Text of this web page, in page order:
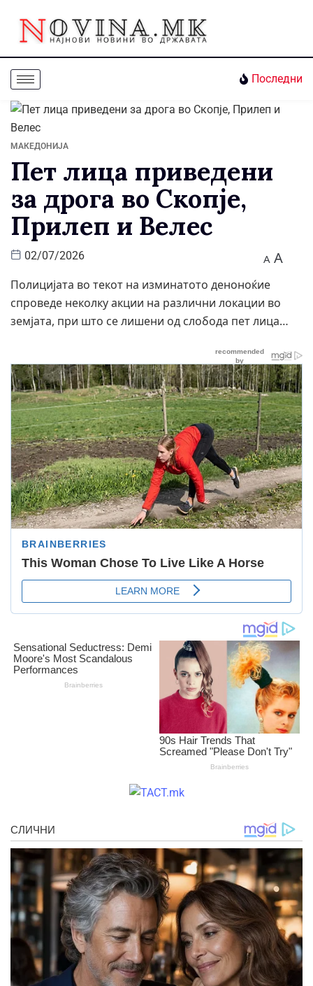
Последни
МАКЕДОНИЈА
Пет лица приведени
за дрога во Скопје,
Прилеп и Велес
02/07/2026 A A
Полицијата во текот на изминатото деноноќие
спроведе неколку акции на различни локации во
земјата, при што се лишени од слобода пет лица…